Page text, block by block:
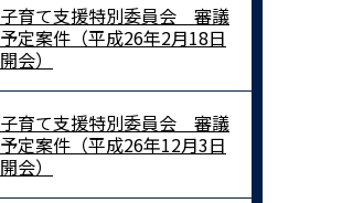
子育て支援特別委員会 審議
予定案件（平成26年2月18日
開会）
子育て支援特別委員会 審議
予定案件（平成26年12月3日
開会）